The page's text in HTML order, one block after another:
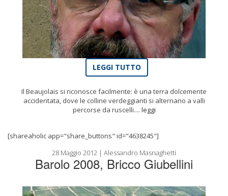
LEGGI TUTTO
Il Beaujolais si riconosce facilmente: è una terra dolcemente
accidentata, dove le colline verdeggianti si alternano a valli
percorse da ruscelli.... leggi
[shareaholic app="share_buttons" id="4638245"]
28 Maggio 2012 | Alessandro Masnaghetti
Barolo 2008, Bricco Giubellini